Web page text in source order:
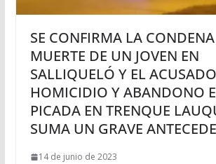
SE CONFIRMA LA
MUERTE DE UN JOVEN EN
SALLIQUELÓ Y EL
HOMICIDIO Y ABANDONO
PICADA EN TRENQUE
SUMA UN GRAVE
14 de junio de 2023